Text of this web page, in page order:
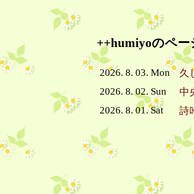
++humiyoのペ
2026. 8. 03. Mon
久
2026. 8. 02. Sun
中
2026. 8. 01. Sat
詩